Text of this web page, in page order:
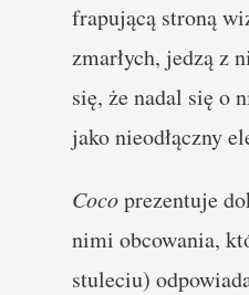
frapującą stroną
zmarłych, jedzą z
się, że nadal się o
jako nieodłączny
Cocoprezentuje
nimi obcowania,
stuleciu)